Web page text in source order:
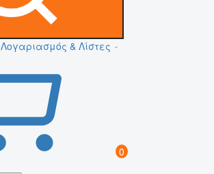
Λογαριασμός & Λίστες
0